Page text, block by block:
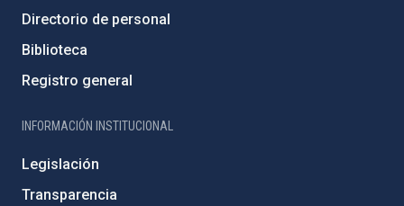
Directorio de personal
Biblioteca
Registro general
INFORMACIÓN INSTITUCIONAL
Legislación
Transparencia